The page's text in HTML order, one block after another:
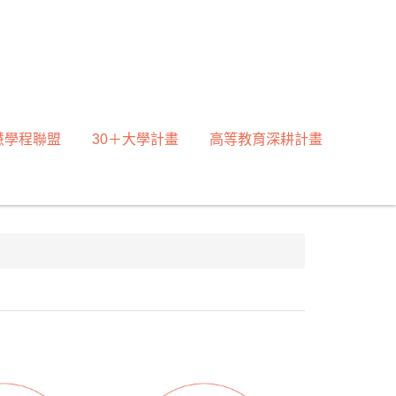
學程聯盟 30＋大學計畫 高等教育深耕計畫